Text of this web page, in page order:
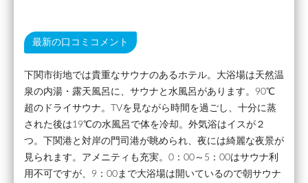
最新の口コミコメント
下関市街地では貴重なサウナのあるホテル。大浴場は天然温
泉の内湯・露天風呂に、サウナと水風呂があります。90℃
超のドライサウナ。TVを見ながら時間を過ごし、十分に蒸
された後は19℃の水風呂で体を冷却。外気浴はイスが２
つ。下関港と対岸の門司港が眺められ、夜には綺麗な夜景が
見られます。アメニティも充実。0：00～5：00はサウナ利
用不可ですが、9：00まで大浴場は開いているので朝サウナ